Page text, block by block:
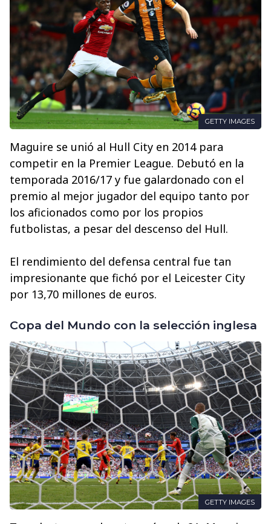
GETTY IMAGES
Maguire se unió al Hull City en 2014 para
competir en la Premier League. Debutó en la
temporada 2016/17 y fue galardonado con el
premio al mejor jugador del equipo tanto por
los aficionados como por los propios
futbolistas, a pesar del descenso del Hull.
El rendimiento del defensa central fue tan
impresionante que fichó por el Leicester City
por 13,70 millones de euros.
Copa del Mundo con la selección inglesa
GETTY IMAGES